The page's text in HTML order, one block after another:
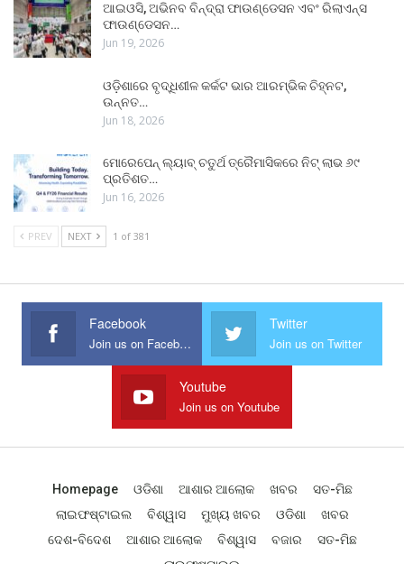
ଆଇଓସି, ଅଭିନବ ବିନ୍ଦ୍ରା ଫାଉଣ୍ଡେସନ ଏବଂ ରିଲାଏନ୍ସ
ଫାଉଣ୍ଡେସନ…
Jun 19, 2026
ଓଡ଼ିଶାରେ ବୃଦ୍ଧିଶୀଳ କର୍କଟ ଭାର ଆରମ୍ଭିକ ଚିହ୍ନଟ,
ଉନ୍ନତ…
Jun 18, 2026
ମୋରେପେନ୍ ଲ୍ୟାବ୍ ଚତୁର୍ଥ ତ୍ରୈମାସିକରେ ନିଟ୍ ଲାଭ ୬୯
ପ୍ରତିଶତ…
Jun 16, 2026
PREV NEXT 1 of 381
Facebook
Join us on Facebook
Twitter
Join us on Twitter
Youtube
Join us on Youtube
Homepage ଓଡିଶା ଆଶାର ଆଲୋକ ଖବର
ସତ-ମିଛ
ଲାଇଫଷ୍ଟାଇଲ
ବିଶ୍ୱାସ ମୁଖ୍ୟ ଖବର ଓଡିଶା
ଖବର
ଦେଶ-ବିଦେଶ
ଆଶାର ଆଲୋକ ବିଶ୍ୱାସ ବଜାର
ସତ-ମିଛ